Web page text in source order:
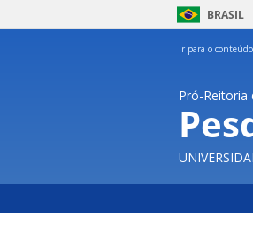
BRASIL
Ir para o conteúdo
Pró-Reitoria